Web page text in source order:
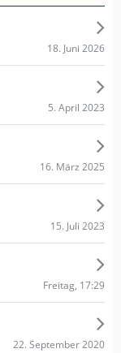
18. Juni 2026
5. April 2023
16. März 2025
15. Juli 2023
Freitag, 17:29
22. September 2020